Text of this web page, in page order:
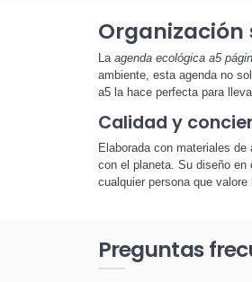
Organización
La agenda ecológica a5
ambiente, esta agenda no
a5 la hace perfecta para
Calidad y
Elaborada con materiales
con el planeta. Su diseño
cualquier persona que
Preguntas